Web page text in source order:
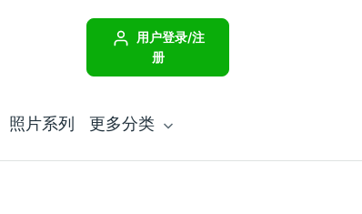
用户登录/注
册
照片系列 更多分类